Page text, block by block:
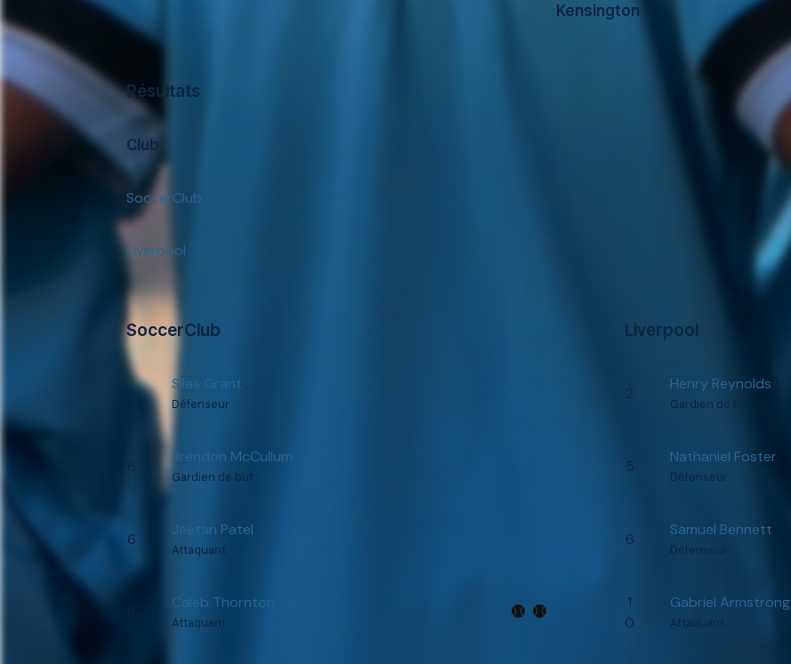
Kensington
Résultats
Club
SoccerClub
Liverpool
SoccerClub
Silas Grant
Défenseur
Brendon McCullum
Gardien de but
6
Jeetan Patel
Attaquant
Caleb Thornton
Attaquant
Liverpool
2
Henry Reynolds
Gardien de but
5
Nathaniel Foster
Défenseur
6
Samuel Bennett
Défenseur
1
0
Gabriel Armstrong
Attaquant